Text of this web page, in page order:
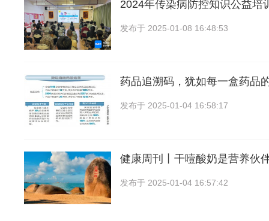
2024年传染病防控知识公益培
发布于 2025-01-08 16:48:53
药品追溯码，犹如每一盒药品
发布于 2025-01-04 16:58:17
健康周刊丨干噎酸奶是营养伙
发布于 2025-01-04 16:57:42